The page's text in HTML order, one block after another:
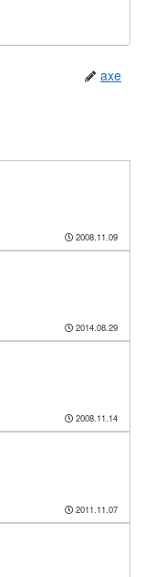
axe
2008.11.09
2014.08.29
2008.11.14
2011.11.07